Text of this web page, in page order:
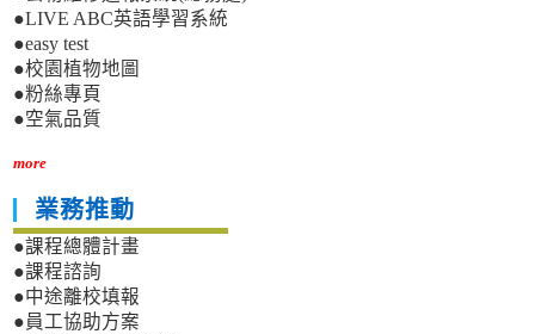
●LIVE ABC英語學習系統
●easy test
●校園植物地圖
●粉絲專頁
●空氣品質
more
業務推動
●課程總體計畫
●課程諮詢
●中途離校填報
●員工協助方案